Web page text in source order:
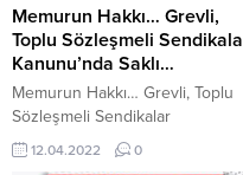
Osman KARACA’nın sağlık
durumu hakkında bilgi aldı ve
moral desteğinde bulundu.
camiasının sevilen...
Memurun Hakkı… Grevli,
Toplu Sözleşmeli
Kanunu’nda Saklı…
Memurun Hakkı… Grevli, Toplu
Sözleşmeli Sendikalar
Kanunu’nda Saklı… Bilindiği
üzere; 2001 yılında 4688 sayılı
12.04.2022 0